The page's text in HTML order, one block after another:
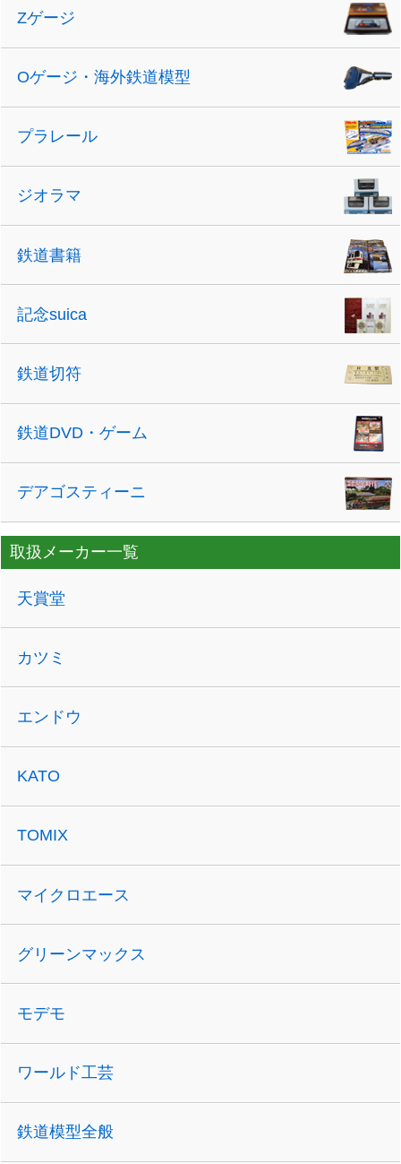
Zゲージ
Oゲージ・海外鉄道模型
プラレール
ジオラマ
鉄道書籍
記念suica
鉄道切符
鉄道DVD・ゲーム
デアゴスティーニ
取扱メーカー一覧
天賞堂
カツミ
エンドウ
KATO
TOMIX
マイクロエース
グリーンマックス
モデモ
ワールド工芸
鉄道模型全般